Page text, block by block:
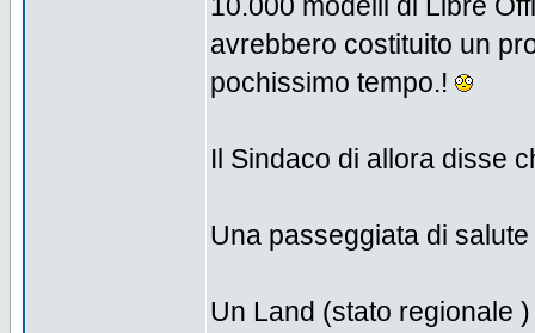
avrebbero costituito un
pochissimo tempo.!
Il Sindaco di allora disse
Una passeggiata di
Un Land (stato regionale